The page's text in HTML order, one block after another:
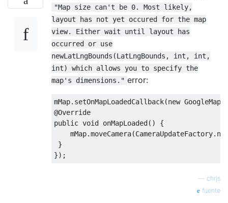
"Map size can't be 0. Most likely,
layout has not yet occured for the map
view. Either wait until layout has
occurred or use
newLatLngBounds(LatLngBounds, int, int,
int) which allows you to specify the
map's dimensions." error:
mMap. setOnMapLoadedCallback(new GoogleMap
@Override
public void onMapLoaded()
{
    mMap
.moveCamera(CameraUpdateFactory.
}
});
chrjs
fuente